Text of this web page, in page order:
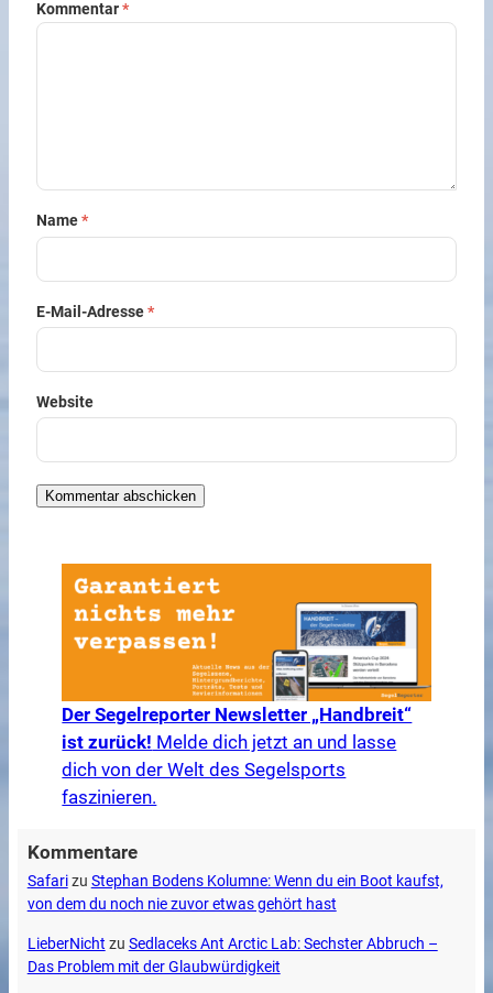
Kommentar*
Name*
E-Mail-Adresse*
Website
Der Segelreporter Newsletter „Handbreit“
ist zurück! Melde dich jetzt an und lasse
dich von der Welt des Segelsports
faszinieren.
Kommentare
Safarizu Stephan Bodens Kolumne: Wenn du ein Boot kaufst,
von dem du noch nie zuvor etwas gehört hast
LieberNicht zu Sedlaceks Ant Arctic Lab: Sechster Abbruch –
Das Problem mit der Glaubwürdigkeit